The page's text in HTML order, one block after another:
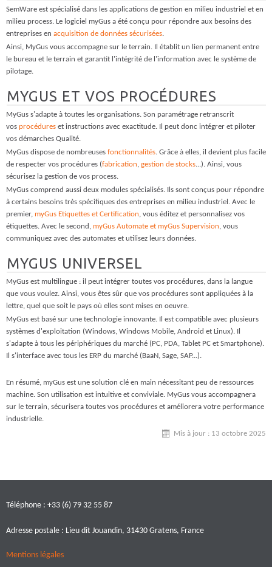
SemWare est spécialisé dans les applications de gestion en milieu industriel et en
milieu process. Le logiciel myGus a été conçu pour répondre aux besoins des
entreprises en acquisition de données sécurisées.
Ainsi, MyGus vous accompagne sur le terrain. Il établit un lien permanent entre
le bureau et le terrain et garantit l'intégrité de l'information avec le système de
pilotage.
MYGUS ET VOS PROCÉDURES
MyGus s'adapte à toutes les organisations. Son paramétrage retranscrit
vos procédures et instructions avec exactitude. Il peut donc intégrer et piloter
vos démarches Qualité.
MyGus dispose de nombreuses fonctionnalités. Grâce à elles, il devient plus facile
de respecter vos procédures (fabrication, gestion de stocks...). Ainsi, vous
sécurisez la gestion de vos process.
MyGus comprend aussi deux modules spécialisés. Ils sont conçus pour répondre
à certains besoins très spécifiques des entreprises en milieu industriel. Avec le
premier, myGus Etiquettes et Certification, vous éditez et personnalisez vos
étiquettes. Avec le second, myGus Automate et myGus Supervision, vous
communiquez avec des automates et utilisez leurs données.
MYGUS UNIVERSEL
MyGus est multilingue : il peut intégrer toutes vos procédures, dans la langue
que vous voulez. Ainsi, vous êtes sûr que vos procédures sont appliquées à la
lettre, quel que soit le pays où elles sont mises en oeuvre.
MyGus est basé sur une technologie innovante. Il est compatible avec plusieurs
systèmes d'exploitation (Windows, Windows Mobile, Android et Linux). Il
s'adapte à tous les périphériques du marché (PC, PDA, Tablet PC et Smartphone).
Il s'interface avec tous les ERP du marché (BaaN, Sage, SAP...).
En résumé, myGus est une solution clé en main nécessitant peu de ressources
machine. Son utilisation est intuitive et conviviale. MyGus vous accompagnera
sur le terrain, sécurisera toutes vos procédures et améliorera votre performance
industrielle.
Mis à jour : 13 octobre 2025
Téléphone : +33 (6) 79 32 55 87
Adresse postale : Lieu dit Jouandin, 31430 Gratens, France
Mentions légales